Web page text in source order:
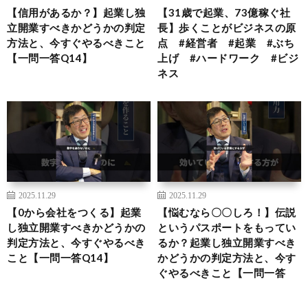
【信用があるか？】起業し独
立開業すべきかどうかの判定
方法と、今すぐやるべきこと
【一問一答Q14】
【31歳で起業、73億稼ぐ社
長】歩くことがビジネスの原
点 #経営者 #起業 #ぶち
上げ #ハードワーク #ビジ
ネス
2025.11.29
【0から会社をつくる】起業
し独立開業すべきかどうかの
判定方法と、今すぐやるべき
こと【一問一答Q14】
2025.11.29
【悩むなら〇〇しろ！】伝説
というパスポートをもってい
るか？起業し独立開業すべき
かどうかの判定方法と、今す
ぐやるべきこと【一問一答